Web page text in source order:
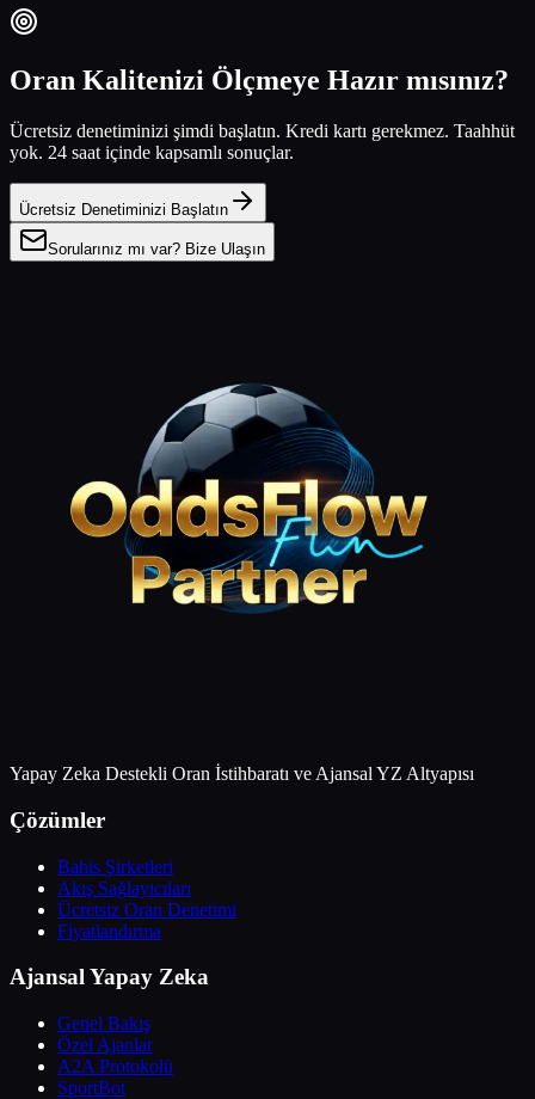
Oran Kalitenizi Ölçmeye Hazır mısınız?
Ücretsiz denetiminizi şimdi başlatın. Kredi kartı gerekmez. Taahhüt
yok. 24 saat içinde kapsamlı sonuçlar.
Ücretsiz Denetiminizi Başlatın
Sorularınız mı var? Bize Ulaşın
Yapay Zeka Destekli Oran İstihbaratı ve Ajansal YZ Altyapısı
Çözümler
Bahis Şirketleri
Akış Sağlayıcıları
Ücretsiz Oran Denetimi
Fiyatlandırma
Ajansal Yapay Zeka
Genel Bakış
Özel Ajanlar
A2A Protokolü
SportBot